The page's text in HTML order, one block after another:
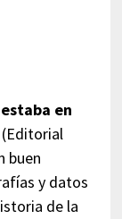
en
buen
y datos
de la